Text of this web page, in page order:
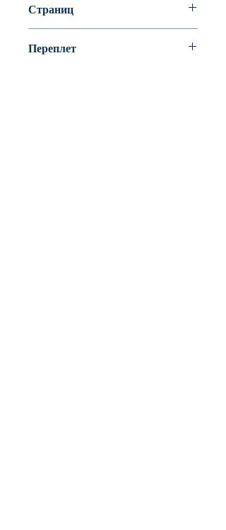
Страниц
Переплет